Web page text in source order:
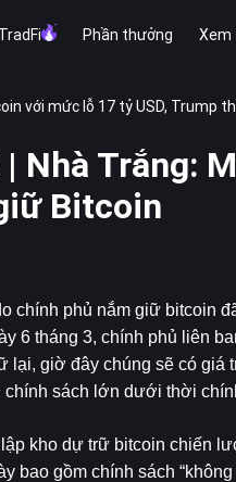
TradFi Phần thưởng Xem
với mức lỗ 17 tỷ USD, Trump
| Nhà Trắng:
Bitcoin
chính phủ nắm giữ bitcoin
6 tháng 3, chính phủ liên
lại, giờ đây chúng sẽ có
sách lớn dưới thời
kho dự trữ bitcoin chiến
bao gồm chính sách